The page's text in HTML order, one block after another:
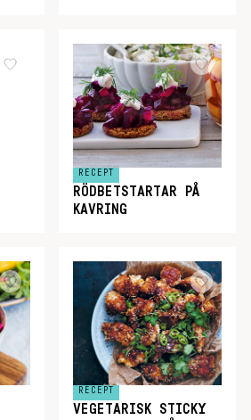
RECEPT
RÖDBETSTARTAR PÅ
KAVRING
RECEPT
VEGETARISK STICKY